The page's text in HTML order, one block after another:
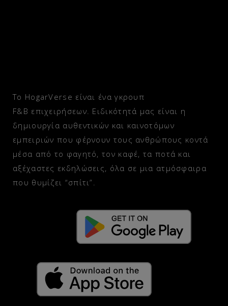
Το HogarVerse είναι ένα γκρουπ
F&B επιχειρήσεων. Ειδικότητά μας είναι η
δημιουργία αυθεντικών και καινοτόμων
εμπειριών που φέρνουν τους ανθρώπους κοντά
μέσα από το φαγητό, τον καφέ, τα ποτά και
αξέχαστες εκδηλώσεις, όλα σε μια ατμόσφαιρα
που θυμίζει “σπίτι”.
GET IT ON